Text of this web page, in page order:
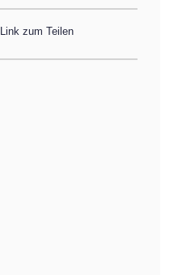
Link zum Teilen